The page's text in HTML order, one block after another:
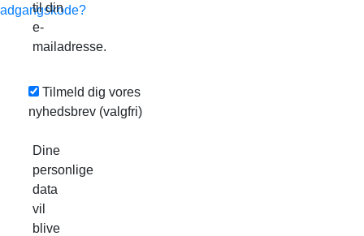
adgangskode?
til din
e-
mailadresse.
Tilmeld dig vores
nyhedsbrev (valgfri)
Dine
personlige
data
vil
blive